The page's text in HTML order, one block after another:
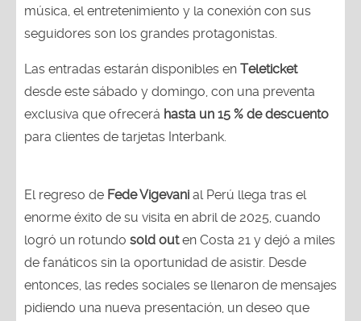
música, el entretenimiento y la conexión con sus
seguidores son los grandes protagonistas.
Las entradas estarán disponibles en Teleticket
desde este sábado y domingo, con una preventa
exclusiva que ofrecerá hasta un 15 % de descuento
para clientes de tarjetas Interbank.
El regreso de Fede Vigevani al Perú llega tras el
enorme éxito de su visita en abril de 2025, cuando
logró un rotundo sold outen Costa 21 y dejó a miles
de fanáticos sin la oportunidad de asistir. Desde
entonces, las redes sociales se llenaron de mensajes
pidiendo una nueva presentación, un deseo que